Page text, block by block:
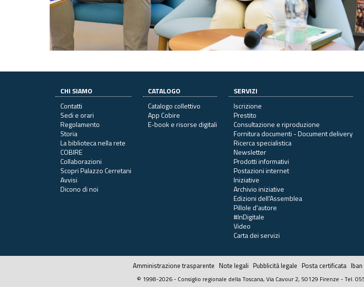
CHI SIAMO
Contatti
Sedi e orari
Regolamento
Storia
La biblioteca nella rete
COBIRE
Collaborazioni
Scopri Palazzo Cerretani
Avvisi
Dicono di noi
CATALOGO
Catalogo collettivo
App Cobire
E-book e risorse digitali
SERVIZI
Iscrizione
Prestito
Consultazione e riproduzione
Fornitura documenti - Document delivery
Ricerca specialistica
Newsletter
Prodotti informativi
Postazioni internet
Iniziative
Archivio iniziative
Edizioni dell'Assemblea
Pillole d'autore
#InDigitale
Video
Carta dei servizi
Amministrazione trasparente Note legali Pubblicità legale Posta certificata Iban
© 1998-2026 - Consiglio regionale della Toscana, Via Cavour 2, 50129 Firenze - Tel.